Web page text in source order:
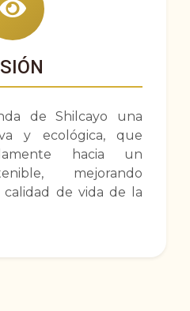
de Shilcayo una
y ecológica, que
hacia un
mejorando
de vida de la